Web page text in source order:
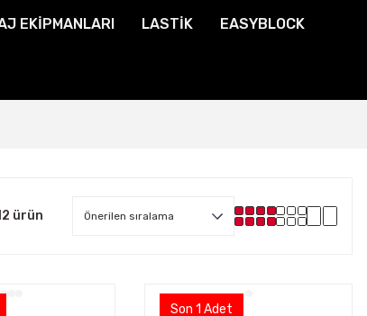
EKİPMANLARI LASTİK EASYBLOCK
ürün
Son 1 Adet